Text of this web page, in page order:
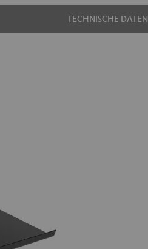
TECHNISCHE DATEN